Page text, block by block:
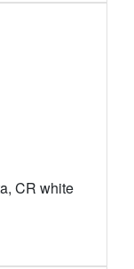
CR white